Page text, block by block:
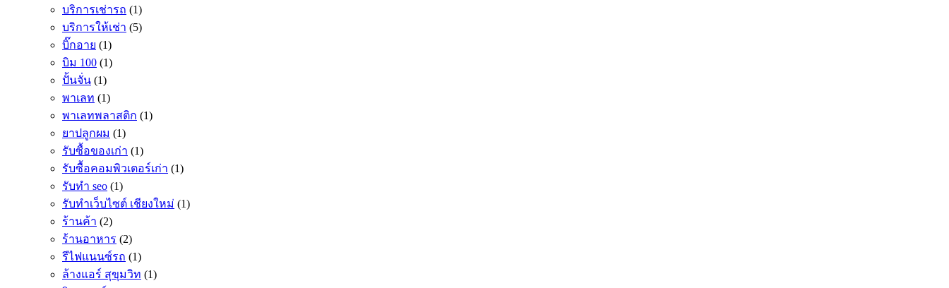
บริการเช่ารถ (1)
บริการให้เช่า (5)
บิ๊กอาย (1)
บิม 100 (1)
ปั้นจั่น (1)
พาเลท (1)
พาเลทพลาสติก (1)
ยาปลูกผม (1)
รับซื้อของเก่า (1)
รับซื้อคอมพิวเตอร์เก่า (1)
รับทำ seo (1)
รับทำเว็บไซต์ เชียงใหม่ (1)
ร้านค้า (2)
ร้านอาหาร (2)
รีไฟแนนซ์รถ (1)
ล้างแอร์ สุขุมวิท (1)